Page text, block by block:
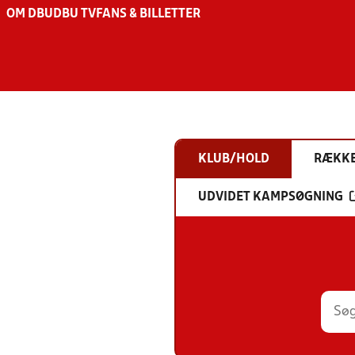
OM DBU DBU TV FANS & BILLETTER
KLUB/HOLD
UDVIDET KAMPSØGNING